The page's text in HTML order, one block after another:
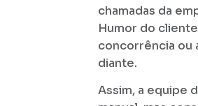
chamadas da
Humor do
concorrência ou
diante.
Assim, a equipe